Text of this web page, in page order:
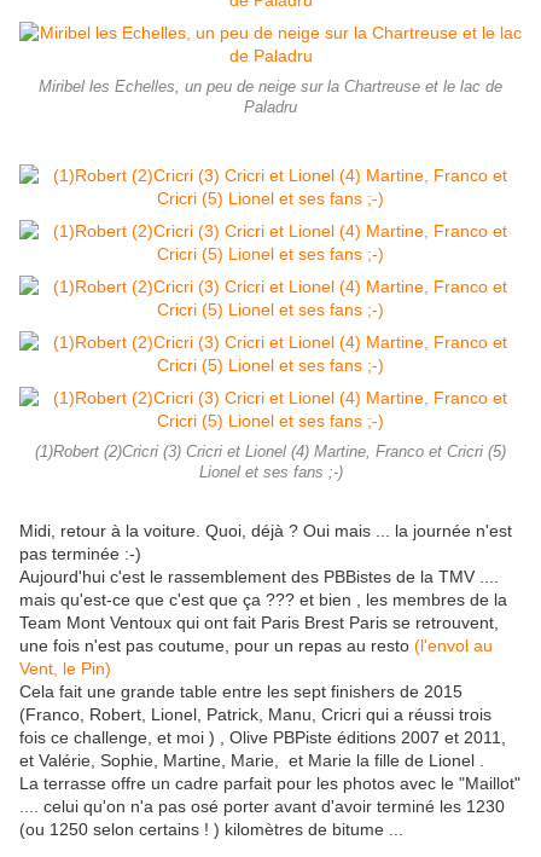
Miribel les Echelles, un peu de neige sur la Chartreuse et le lac de
Paladru
(1)Robert (2)Cricri (3) Cricri et Lionel (4) Martine, Franco et Cricri (5)
Lionel et ses fans ;-)
Midi, retour à la voiture. Quoi, déjà ? Oui mais ... la journée n'est
pas terminée :-)
Aujourd'hui c'est le rassemblement des PBBistes de la TMV ....
mais qu'est-ce que c'est que ça ??? et bien , les membres de la
Team Mont Ventoux qui ont fait Paris Brest Paris se retrouvent,
une fois n'est pas coutume, pour un repas au resto (l'envol au
Vent, le Pin)
Cela fait une grande table entre les sept finishers de 2015
(Franco, Robert, Lionel, Patrick, Manu, Cricri qui a réussi trois
fois ce challenge, et moi ) , Olive PBPiste éditions 2007 et 2011,
et Valérie, Sophie, Martine, Marie, et Marie la fille de Lionel .
La terrasse offre un cadre parfait pour les photos avec le "Maillot"
.... celui qu'on n'a pas osé porter avant d'avoir terminé les 1230
(ou 1250 selon certains ! ) kilomètres de bitume ...